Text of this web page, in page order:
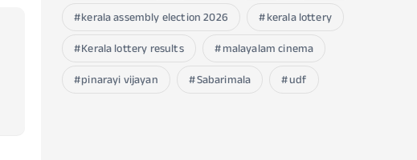
kerala assembly election 2026
kerala lottery
Kerala lottery results
malayalam cinema
pinarayi vijayan
Sabarimala udf